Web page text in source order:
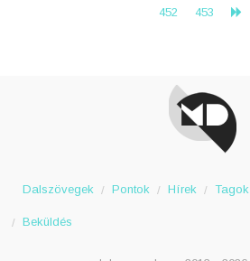
452
453
Dalszövegek Pontok Hírek Tagok
Beküldés